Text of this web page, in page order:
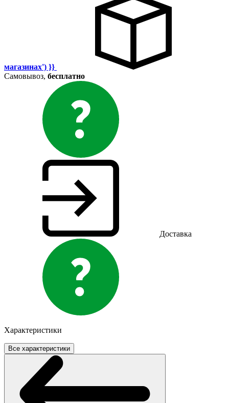
магазинах') }}
Самовывоз, бесплатно
Доставка
Характеристики
Все характеристики